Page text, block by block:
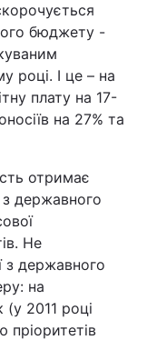
бюджету -
році. І це – на
плату на 17-
на 27% та
отримає
державного
Не
з державного
на
2011 році
пріоритетів